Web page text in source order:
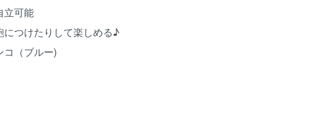
立可能
につけたりして楽しめる♪
コ（ブルー)